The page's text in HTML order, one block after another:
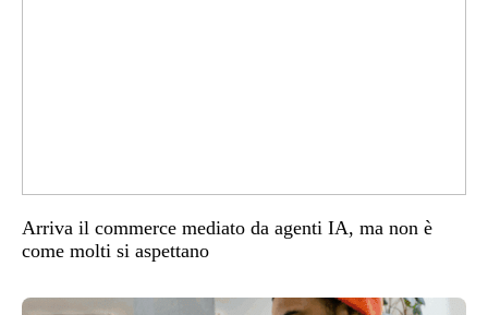
Arriva il commerce mediato da agenti IA, ma non è
come molti si aspettano